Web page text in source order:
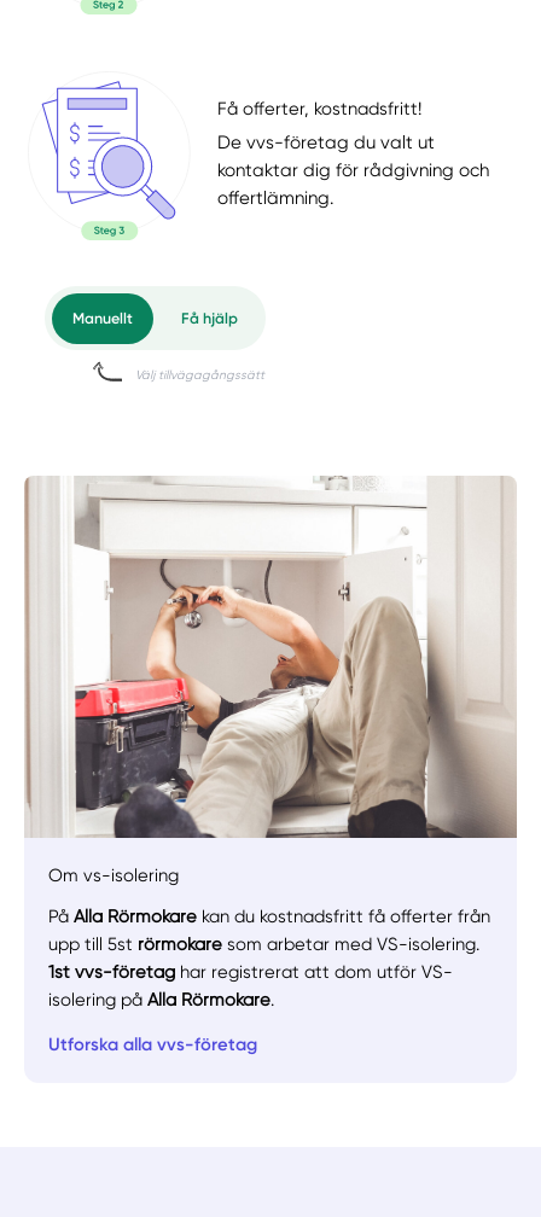
Få offerter, kostnadsfritt!
De vvs-företag du valt ut
kontaktar dig för rådgivning och
offertlämning.
Manuellt Få hjälp
Om vs-isolering
PåAlla Rörmokare kan du kostnadsfritt få offerter från
upp till 5st rörmokare som arbetar med VS-isolering.
1st vvs-företag har registrerat att dom utför VS-
isolering påAlla Rörmokare.
Utforska alla vvs-företag